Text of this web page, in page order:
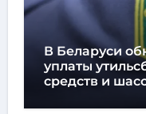
В Беларуси
уплаты
средств и